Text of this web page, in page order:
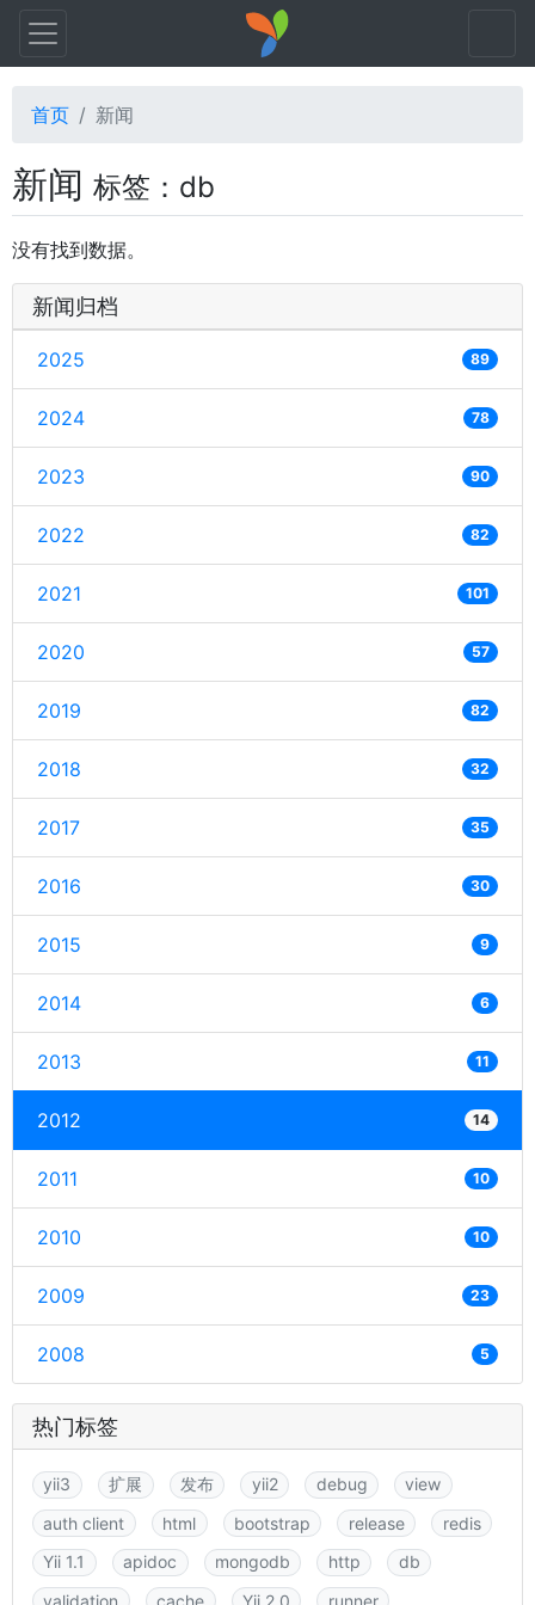
首页 新闻
新闻 标签：db
没有找到数据。
新闻归档
2025 89
2024 78
2023 90
2022 82
2021 101
2020 57
2019 82
2018 32
2017 35
2016 30
2015 9
2014 6
2013 11
2012 14
2011 10
2010 10
2009 23
2008 5
热门标签
yii3 扩展 发布 yii2 debug
view
auth client
html bootstrap release
redis
Yii 1.1
apidoc mongodb http
db
validation
cache Yii 2.0 runner